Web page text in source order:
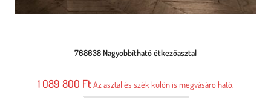
768638 Nagyobbítható étkezőasztal
1 089 800 Ft Az asztal és szék külön is megvásárolható.